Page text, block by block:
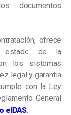
documentos
ofrece
estado de la
los sistemas
legal y garantía
con la Ley
General
eIDAS